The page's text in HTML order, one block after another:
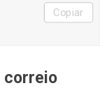
Copiar
correio